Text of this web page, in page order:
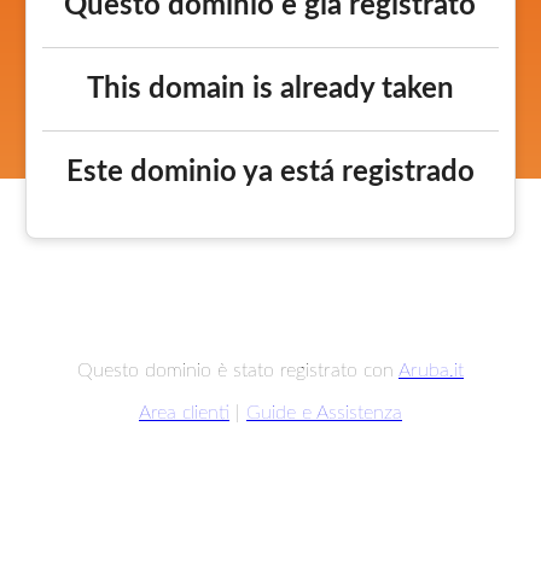
Questo dominio è già registrato
This domain is already taken
Este dominio ya está registrado
Questo dominio è stato registrato con Aruba.it
Area clienti Guide e Assistenza